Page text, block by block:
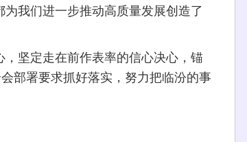
我们进一步推动高质量发展创造了
坚定走在前作表率的信心决心，锚
部署要求抓好落实，努力把临汾的事